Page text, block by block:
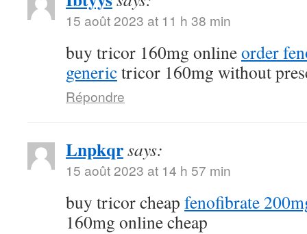
15 août 2023 at 11 h 38 min
buy tricor 160mg onlineorder
generictricor 160mg without
Répondre
Lnpkqrsays:
15 août 2023 at 14 h 57 min
buy tricor cheap fenofibrate
160mg online cheap